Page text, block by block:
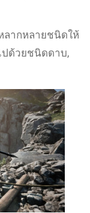
ลากหลายชนิดให้
ปด้วยชนิดดาบ,